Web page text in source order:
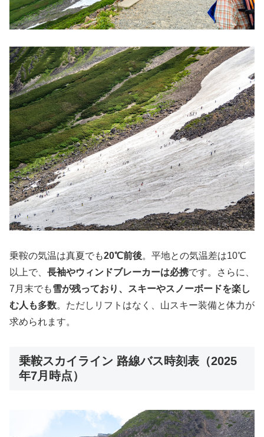
乗鞍の気温は真夏でも20℃前後。平地との気温差は10℃
以上で、 長袖やウィンドブレーカーは必携です。さらに、
7月末でも雪が残っており、スキーやスノーボードを楽し
む人も多数。ただしリフトはなく、山スキー装備と体力が
求められます。
乗鞍スカイライン 路線バス時刻表（2025
年7月時点）